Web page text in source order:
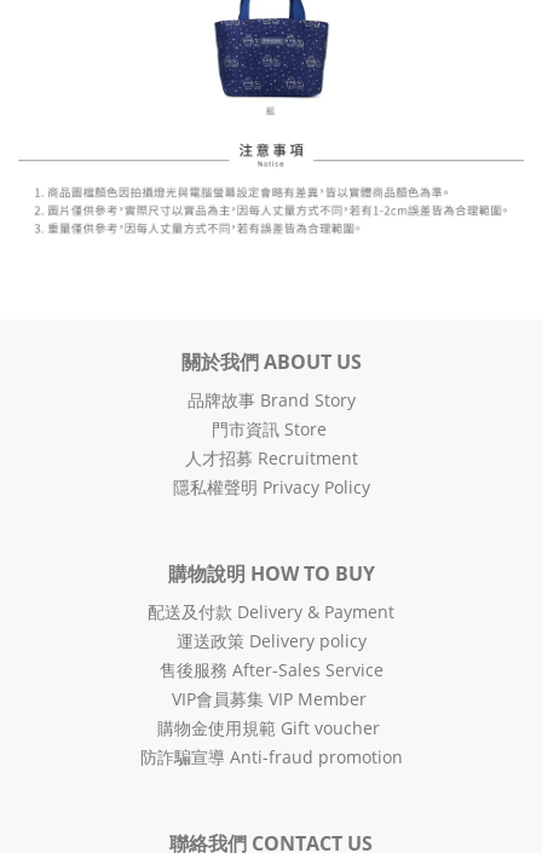
關於我們 ABOUT US
品牌故事 Brand Story
門市資訊 Store
人才招募 Recruitment
隱私權聲明 Privacy Policy
購物說明 HOW TO BUY
配送及付款 Delivery & Payment
運送政策 Delivery policy
售後服務 After-Sales Service
VIP會員募集 VIP Member
購物金使用規範 Gift voucher
防詐騙宣導 Anti-fraud promotion
聯絡我們 CONTACT US